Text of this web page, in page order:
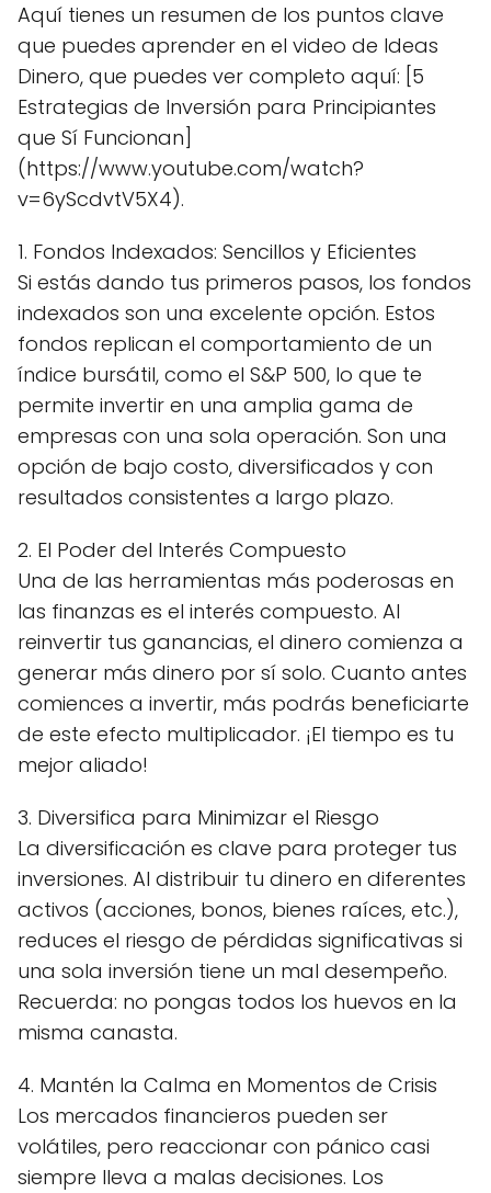
Aquí tienes un resumen de los puntos clave
que puedes aprender en el video de Ideas
Dinero, que puedes ver completo aquí: [5
Estrategias de Inversión para Principiantes
que Sí Funcionan]
(https://www.youtube.com/watch?
v=6yScdvtV5X4).
1. Fondos Indexados: Sencillos y Eficientes
Si estás dando tus primeros pasos, los fondos
indexados son una excelente opción. Estos
fondos replican el comportamiento de un
índice bursátil, como el S&P 500, lo que te
permite invertir en una amplia gama de
empresas con una sola operación. Son una
opción de bajo costo, diversificados y con
resultados consistentes a largo plazo.
2. El Poder del Interés Compuesto
Una de las herramientas más poderosas en
las finanzas es el interés compuesto. Al
reinvertir tus ganancias, el dinero comienza a
generar más dinero por sí solo. Cuanto antes
comiences a invertir, más podrás beneficiarte
de este efecto multiplicador. ¡El tiempo es tu
mejor aliado!
3. Diversifica para Minimizar el Riesgo
La diversificación es clave para proteger tus
inversiones. Al distribuir tu dinero en diferentes
activos (acciones, bonos, bienes raíces, etc.),
reduces el riesgo de pérdidas significativas si
una sola inversión tiene un mal desempeño.
Recuerda: no pongas todos los huevos en la
misma canasta.
4. Mantén la Calma en Momentos de Crisis
Los mercados financieros pueden ser
volátiles, pero reaccionar con pánico casi
siempre lleva a malas decisiones. Los